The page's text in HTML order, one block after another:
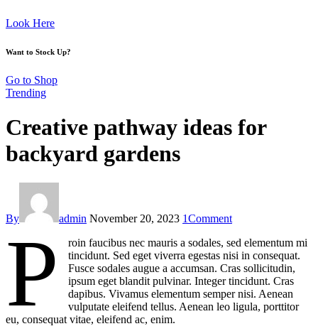
Look Here
Want to Stock Up?
Go to Shop
Trending
Creative pathway ideas for
backyard gardens
By admin November 20, 2023 1Comment
P
roin faucibus nec mauris a sodales, sed elementum mi
tincidunt. Sed eget viverra egestas nisi in consequat.
Fusce sodales augue a accumsan. Cras sollicitudin,
ipsum eget blandit pulvinar. Integer tincidunt. Cras
dapibus. Vivamus elementum semper nisi. Aenean
vulputate eleifend tellus. Aenean leo ligula, porttitor
eu, consequat vitae, eleifend ac, enim.